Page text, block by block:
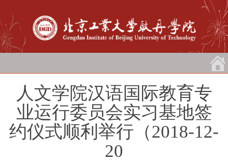
人文学院汉语国际教育专
业运行委员会实习基地签
约仪式顺利举行（2018-12-
20